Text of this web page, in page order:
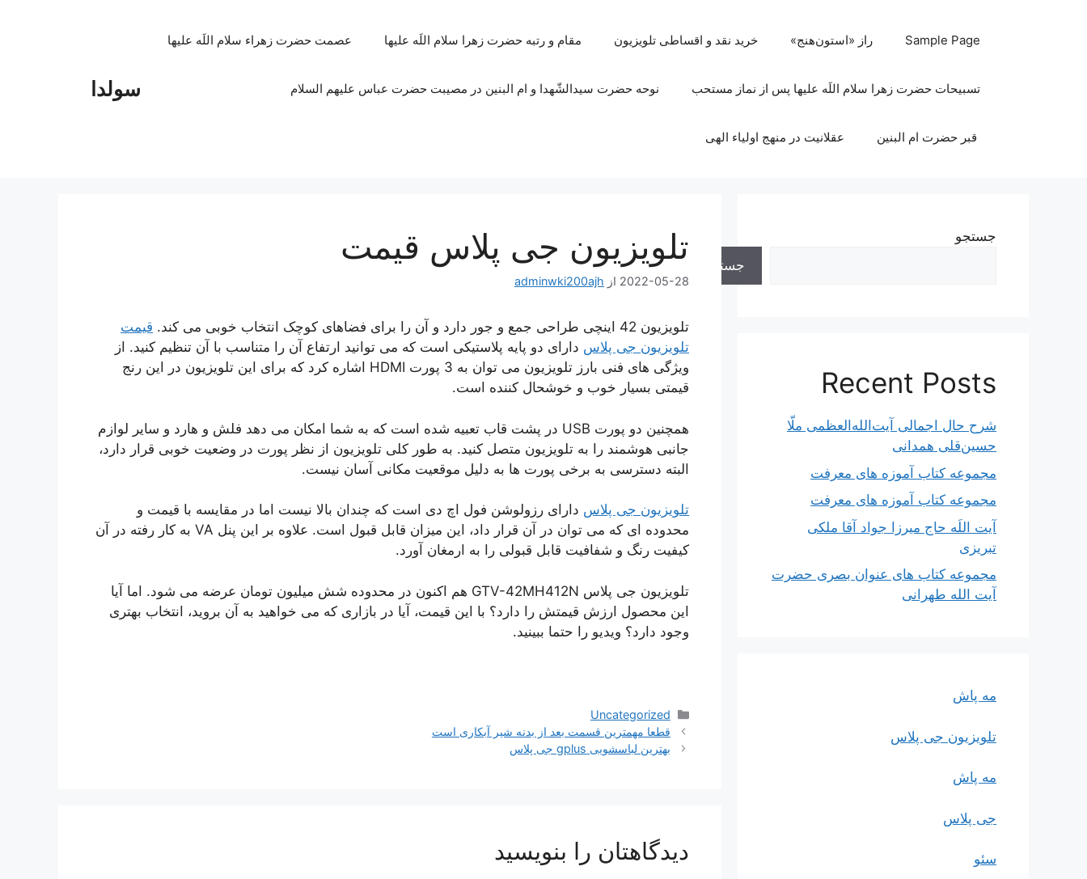
سولدا
Sample Page راز «استون‌هنج» خرید نقد و اقساطی تلویزیون مقام و رتبه حضرت زهرا سلام اللَه علیها عصمت حضرت زهراء سلام اللَه علیها
تسبیحات حضرت زهرا سلام اللَه علیها پس از نماز مستحب نوحه حضرت سیدالشّهدا و ام البنین در مصیبت حضرت عباس علیهم السلام
قبر حضرت ام البنین عقلانیت در منهج اولیاء الهی
تلویزیون جی پلاس قیمت
2022-05-28 از adminwki200ajh
تلویزیون 42 اینچی طراحی جمع و جور دارد و آن را برای فضاهای کوچک انتخاب خوبی می کند.
قیمت
تلویزیون جی پلاس دارای دو پایه پلاستیکی است که می توانید ارتفاع آن را متناسب با آن تنظیم کنید. از
ویژگی های فنی بارز تلویزیون می توان به 3 پورت HDMI اشاره کرد که برای این تلویزیون در این رنج
قیمتی بسیار خوب و خوشحال کننده است.
همچنین دو پورت USB در پشت قاب تعبیه شده است که به شما امکان می دهد فلش و هارد و سایر لوازم
جانبی هوشمند را به تلویزیون متصل کنید. به طور کلی تلویزیون از نظر پورت در وضعیت خوبی قرار دارد،
البته دسترسی به برخی پورت ها به دلیل موقعیت مکانی آسان نیست.
تلویزیون جی پلاس دارای رزولوشن فول اچ دی است که چندان بالا نیست اما در مقایسه با قیمت و
محدوده ای که می توان در آن قرار داد، این میزان قابل قبول است. علاوه بر این پنل VA به کار رفته در آن
کیفیت رنگ و شفافیت قابل قبولی را به ارمغان آورد.
تلویزیون جی پلاس GTV-42MH412N هم اکنون در محدوده شش میلیون تومان عرضه می شود. اما آیا
این محصول ارزش قیمتش را دارد؟ با این قیمت، آیا در بازاری که می خواهید به آن بروید، انتخاب بهتری
وجود دارد؟ ویدیو را حتما ببینید.
دسته‌ها
Uncategorized
ناوبری
نوشته‌ها
قطعا مهمترین قسمت بعد از بدنه شیر آبکاری است
بهترین لباسشویی gplus جی پلاس
دیدگاهتان را بنویسید
جستجو
جستجو
Recent Posts
شرح حال اجمالی آیت‌الله‌العظمی ملّا
حسین‌قلی همدانی
مجموعه کتاب آموزه های معرفت
مجموعه کتاب آموزه های معرفت
آیت اللَه حاج میرزا جواد آقا ملکی
تبریزی
مجموعه کتاب های عنوان بصری حضرت
آیت الله طهرانی
مه پاش
تلویزیون جی پلاس
مه پاش
جی پلاس
سئو